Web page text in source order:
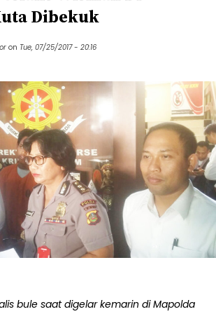
Dibekuk
on Tue, 07/25/2017 - 20:16
bule saat digelar kemarin di Mapolda